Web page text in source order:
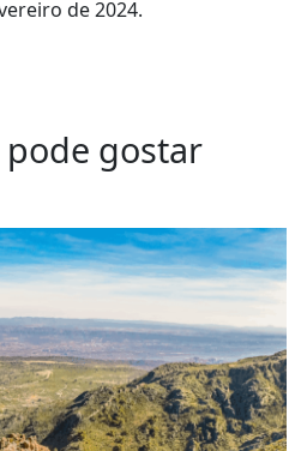
de 2024.
gostar